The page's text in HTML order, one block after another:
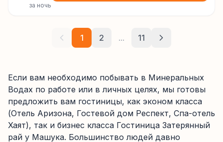
за ночь
1 2 ... 11
Если вам необходимо побывать в Минеральных
Водах по работе или в личных целях, мы готовы
предложить вам гостиницы, как эконом класса
(Отель Аризона, Гостевой дом Респект, Спа-отель
Хаят), так и бизнес класса Гостиница Затерянный
рай у Машука. Большинство людей давно